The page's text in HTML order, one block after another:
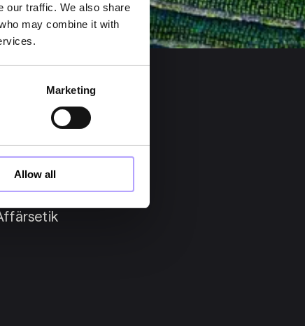
our traffic. We also share
may combine it with
Marketing
Allow all